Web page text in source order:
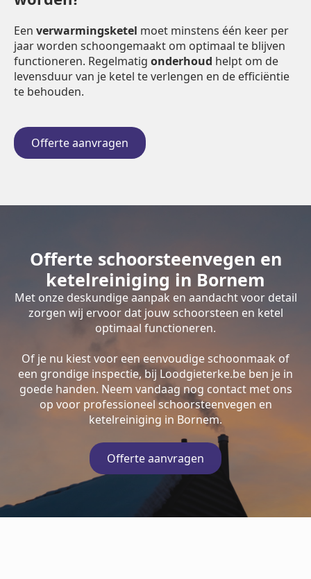
Een verwarmingsketel moet minstens één keer per
jaar worden schoongemaakt om optimaal te blijven
functioneren. Regelmatig onderhoud helpt om de
levensduur van je ketel te verlengen en de efficiëntie
te behouden.
Offerte aanvragen
Offerte schoorsteenvegen en
ketelreiniging in Bornem
Met onze deskundige aanpak en aandacht voor detail
zorgen wij ervoor dat jouw schoorsteen en ketel
optimaal functioneren.
Of je nu kiest voor een eenvoudige schoonmaak of
een grondige inspectie, bij Loodgieterke.be ben je in
goede handen. Neem vandaag nog contact met ons
op voor professioneel schoorsteenvegen en
ketelreiniging in Bornem.
Offerte aanvragen